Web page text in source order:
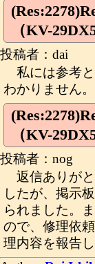
（KV-
投稿者：dai
私には参考
わかりません。
（KV-
投稿者：nog
返信ありが
したが、掲示
られました。
ので、修理依
理内容を報告し